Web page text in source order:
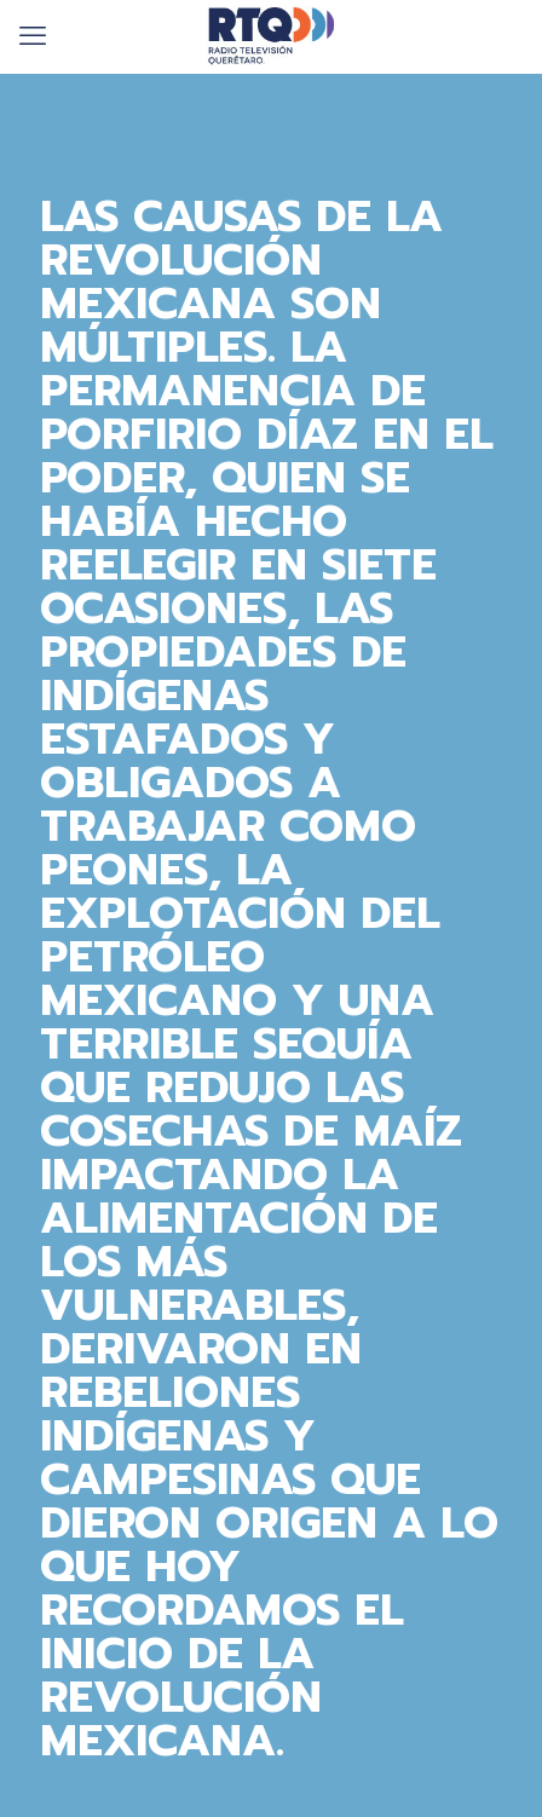
LAS CAUSAS DE LA
REVOLUCIÓN
MEXICANA SON
MÚLTIPLES. LA
PERMANENCIA DE
PORFIRIO DÍAZ EN EL
PODER, QUIEN SE
HABÍA HECHO
REELEGIR EN SIETE
OCASIONES, LAS
PROPIEDADES DE
INDÍGENAS
ESTAFADOS Y
OBLIGADOS A
TRABAJAR COMO
PEONES, LA
EXPLOTACIÓN DEL
PETRÓLEO
MEXICANO Y UNA
TERRIBLE SEQUÍA
QUE REDUJO LAS
COSECHAS DE MAÍZ
IMPACTANDO LA
ALIMENTACIÓN DE
LOS MÁS
VULNERABLES,
DERIVARON EN
REBELIONES
INDÍGENAS Y
CAMPESINAS QUE
DIERON ORIGEN A LO
QUE HOY
RECORDAMOS EL
INICIO DE LA
REVOLUCIÓN
MEXICANA.